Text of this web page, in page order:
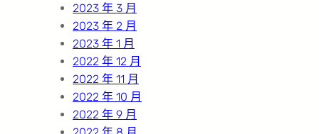
2023 年 3 月
2023 年 2 月
2023 年 1 月
2022 年 12 月
2022 年 11 月
2022 年 10 月
2022 年 9 月